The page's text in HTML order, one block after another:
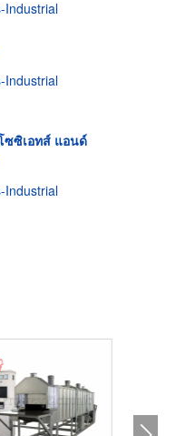
Industrial
Industrial
ซซิเอทส์ แอนด์
Industrial